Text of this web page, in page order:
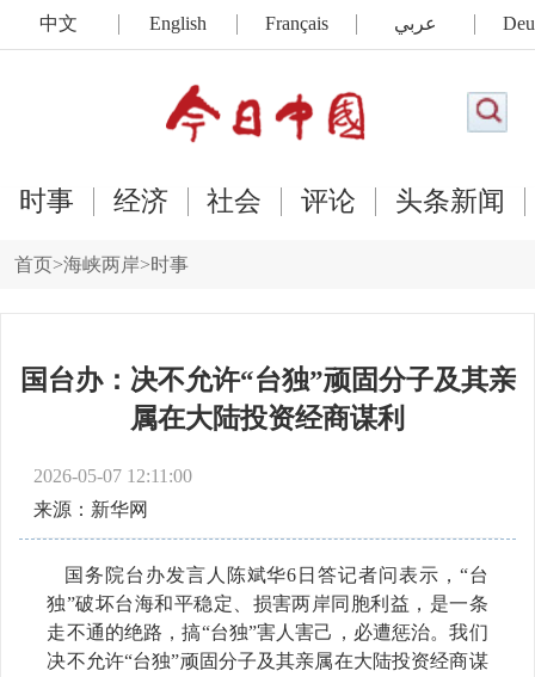
中文 English Français عربي
时事 经济 社会 评论 头条新闻
首页>海峡两岸>时事
国台办：决不允许“台独”顽固分子及其亲
属在大陆投资经商谋利
2026-05-07 12:11:00
来源：新华网
国务院台办发言人陈斌华6日答记者问表示，“台
独”破坏台海和平稳定、损害两岸同胞利益，是一条
走不通的绝路，搞“台独”害人害己，必遭惩治。我们
决不允许“台独”顽固分子及其亲属在大陆投资经商谋